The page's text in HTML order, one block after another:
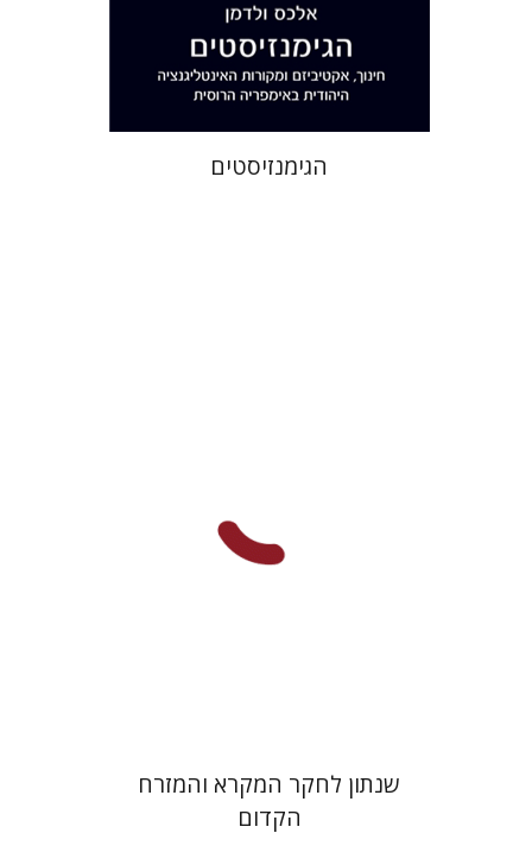
הנחת אתר ספר מודפס
$35
$32
הגימנזיסטים
שנתון לחקר המקרא והמזרח
הקדום